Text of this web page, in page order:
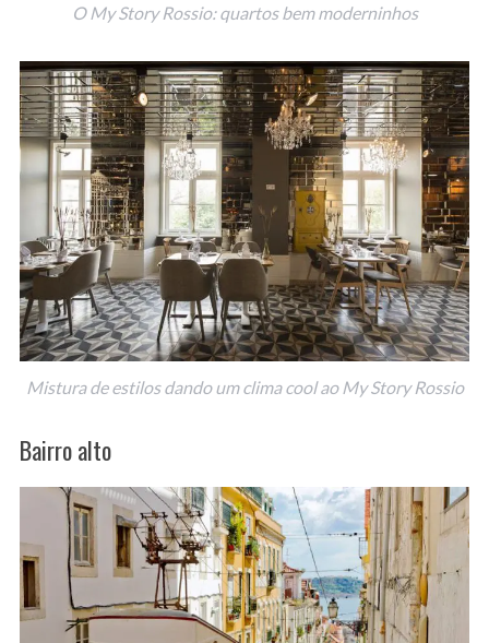
O My Story Rossio: quartos bem moderninhos
Mistura de estilos dando um clima cool ao My Story Rossio
Bairro alto